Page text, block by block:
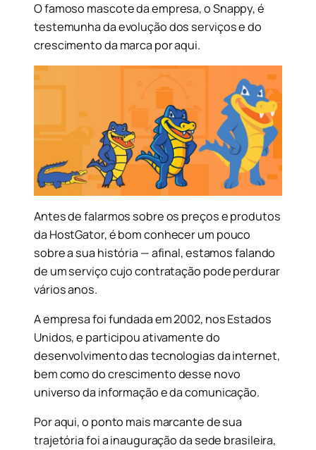
O famoso mascote da empresa, o Snappy, é
testemunha da evolução dos serviços e do
crescimento da marca por aqui.
Antes de falarmos sobre os preços e produtos
da HostGator, é bom conhecer um pouco
sobre a sua história — afinal, estamos falando
de um serviço cujo contratação pode perdurar
vários anos.
A empresa foi fundada em 2002, nos Estados
Unidos, e participou ativamente do
desenvolvimento das tecnologias da internet,
bem como do crescimento desse novo
universo da informação e da comunicação.
Por aqui, o ponto mais marcante de sua
trajetória foi a inauguração da sede brasileira,